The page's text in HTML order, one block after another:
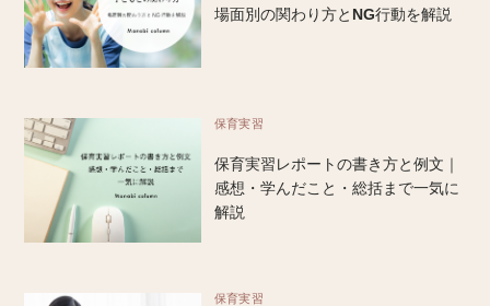
場面別の関わり方とNG行動を解説
保育実習
保育実習レポートの書き方と例文｜
感想・学んだこと・総括まで一気に
解説
保育実習